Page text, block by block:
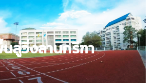
ลู่วิ่งลานกรีฑา
วอย่างผลงาน